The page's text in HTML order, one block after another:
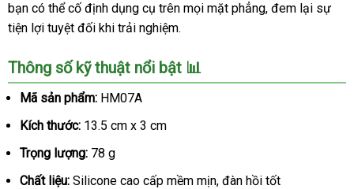
bạn có thể cố định dụng cụ trên mọi mặt phẳng, đem lại sự
tiện lợi tuyệt đối khi trải nghiệm.
Thông số kỹ thuật nổi bật 📊
Mã sản phẩm: HM07A
Kích thước: 13.5 cm x 3 cm
Trọng lượng: 78 g
Chất liệu: Silicone cao cấp mềm mịn, đàn hồi tốt